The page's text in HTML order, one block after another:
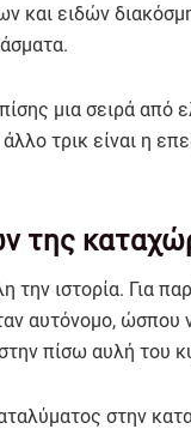
και ειδών
μια σειρά από
τρικ είναι η
της
ιστορία. Για
αυτόνομο,
πίσω αυλή του
στην